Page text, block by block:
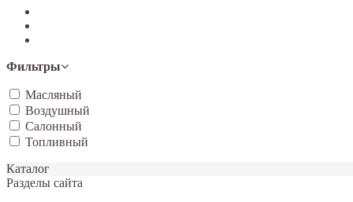
Фильтры
Масляный
Воздушный
Салонный
Топливный
Каталог
Разделы сайта